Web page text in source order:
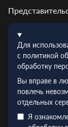
Контакты
Эл.почта:
Телефон:+7
ИНН:
Для
с политикой
обработку
Вы вправе в
повлечь
отдельных
Я